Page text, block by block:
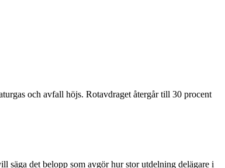
och avfall höjs. Rotavdraget återgår till 30 procent
säga det belopp som avgör hur stor utdelning delägare i